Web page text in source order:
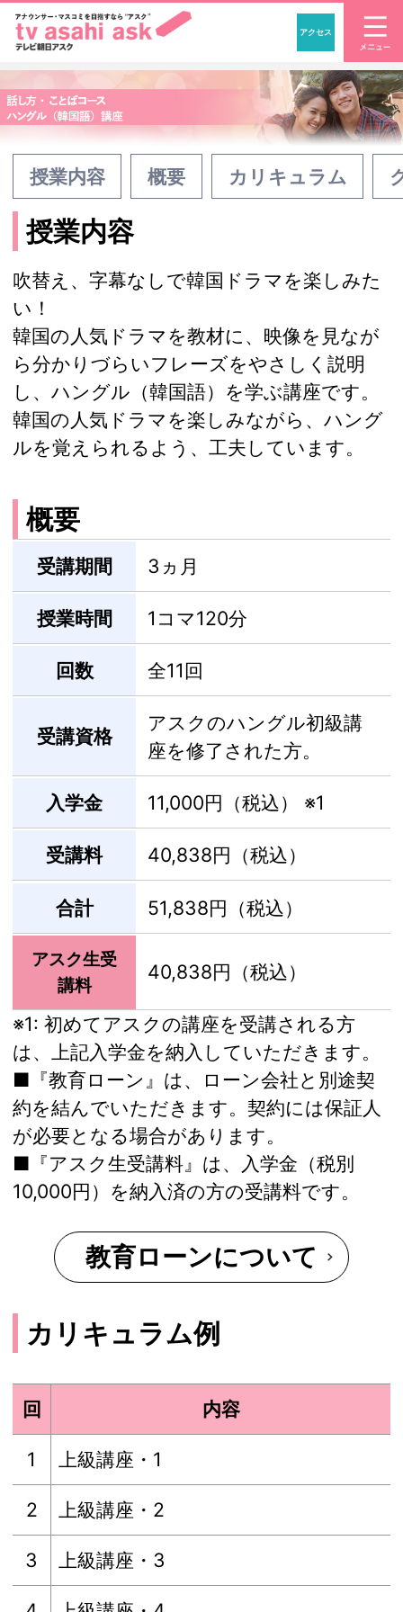
「アナウンサー・マス
アクセス
授業内容 概要 カリキュラム
授業内容
吹替え、字幕なしで韓国ドラマを楽しみた
い！
韓国の人気ドラマを教材に、映像を見なが
ら分かりづらいフレーズをやさしく説明
し、ハングル（韓国語）を学ぶ講座です。
韓国の人気ドラマを楽しみながら、ハング
ルを覚えられるよう、工夫しています。
概要
受講期間 3ヵ月
授業時間 1コマ120分
回数 全11回
受講資格
アスクのハングル初級講
座を修了された方。
入学金 11,000円（税込） ※1
受講料 40,838円（税込）
合計 51,838円（税込）
アスク生受
講料
40,838円（税込）
※1: 初めてアスクの講座を受講される方
は、上記入学金を納入していただきます。
■『教育ローン』は、ローン会社と別途契
約を結んでいただきます。契約には保証人
が必要となる場合があります。
■『アスク生受講料』は、入学金（税別
10,000円）を納入済の方の受講料です。
教育ローンについて
カリキュラム例
回 内容
1 上級講座・1
2 上級講座・2
3 上級講座・3